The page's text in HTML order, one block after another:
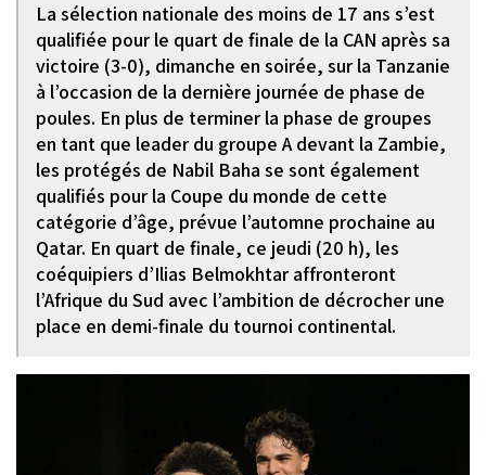
La sélection nationale des moins de 17 ans s’est
qualifiée pour le quart de finale de la CAN après sa
victoire (3-0), dimanche en soirée, sur la Tanzanie
à l’occasion de la dernière journée de phase de
poules. En plus de terminer la phase de groupes
en tant que leader du groupe A devant la Zambie,
les protégés de Nabil Baha se sont également
qualifiés pour la Coupe du monde de cette
catégorie d’âge, prévue l’automne prochaine au
Qatar. En quart de finale, ce jeudi (20 h), les
coéquipiers d’Ilias Belmokhtar affronteront
l’Afrique du Sud avec l’ambition de décrocher une
place en demi-finale du tournoi continental.